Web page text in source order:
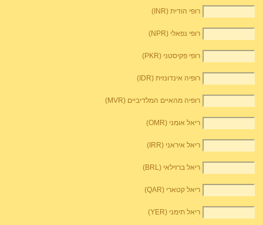
רופי הודית (INR)
רופי נפאלי (NPR)
רופי פקיסטני (PKR)
רופיה אינדונזית (IDR)
רופיה מהאיים המלדיביים (MVR)
ריאל אומני (OMR)
ריאל איראני (IRR)
ריאל ברזילאי (BRL)
ריאל קטארי (QAR)
ריאל תימני (YER)